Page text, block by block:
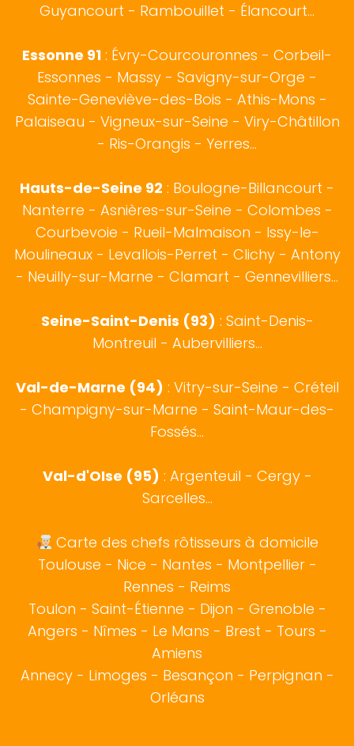
Guyancourt - Rambouillet - Élancourt...
Essonne 91 : Évry-Courcouronnes - Corbeil-
Essonnes - Massy - Savigny-sur-Orge -
Sainte-Geneviève-des-Bois - Athis-Mons -
Palaiseau - Vigneux-sur-Seine - Viry-Châtillon
- Ris-Orangis - Yerres...
Hauts-de-Seine 92 : Boulogne-Billancourt -
Nanterre - Asnières-sur-Seine - Colombes -
Courbevoie - Rueil-Malmaison - Issy-le-
Moulineaux - Levallois-Perret - Clichy - Antony
- Neuilly-sur-Marne - Clamart - Gennevilliers...
Seine-Saint-Denis (93) : Saint-Denis-
Montreuil - Aubervilliers...
Val-de-Marne (94) : Vitry-sur-Seine - Créteil
- Champigny-sur-Marne - Saint-Maur-des-
Fossés...
Val-d'OIse (95) : Argenteuil - Cergy -
Sarcelles...
Carte des chefs rôtisseurs à domicile
Toulouse - Nice - Nantes - Montpellier-
Rennes - Reims
Toulon - Saint-Étienne - Dijon - Grenoble -
Angers - Nîmes - Le Mans - Brest - Tours -
Amiens
Annecy- Limoges - Besançon - Perpignan -
Orléans